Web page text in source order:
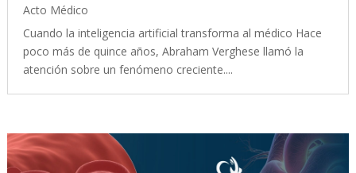
Acto Médico
Cuando la inteligencia artificial transforma al médico Hace
poco más de quince años, Abraham Verghese llamó la
atención sobre un fenómeno creciente....